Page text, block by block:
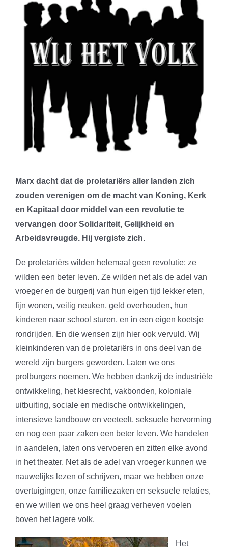
Marx dacht dat de proletariërs aller landen zich
zouden verenigen om de macht van Koning, Kerk
en Kapitaal door middel van een revolutie te
vervangen door Solidariteit, Gelijkheid en
Arbeidsvreugde. Hij vergiste zich.
De proletariërs wilden helemaal geen revolutie; ze
wilden een beter leven. Ze wilden net als de adel van
vroeger en de burgerij van hun eigen tijd lekker eten,
fijn wonen, veilig neuken, geld overhouden, hun
kinderen naar school sturen, en in een eigen koetsje
rondrijden. En die wensen zijn hier ook vervuld. Wij
kleinkinderen van de proletariërs in ons deel van de
wereld zijn burgers geworden. Laten we ons
prolburgers noemen. We hebben dankzij de industriële
ontwikkeling, het kiesrecht, vakbonden, koloniale
uitbuiting, sociale en medische ontwikkelingen,
intensieve landbouw en veeteelt, seksuele hervorming
en nog een paar zaken een beter leven. We handelen
in aandelen, laten ons vervoeren en zitten elke avond
in het theater. Net als de adel van vroeger kunnen we
nauwelijks lezen of schrijven, maar we hebben onze
overtuigingen, onze familiezaken en seksuele relaties,
en we willen we ons heel graag verheven voelen
boven het lagere volk.
Het